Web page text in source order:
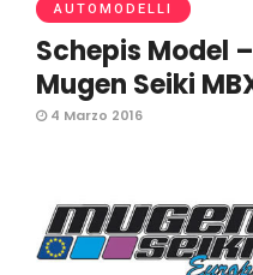
AUTOMODELLI
Schepis Model
Mugen Seiki
4 Marzo 2016